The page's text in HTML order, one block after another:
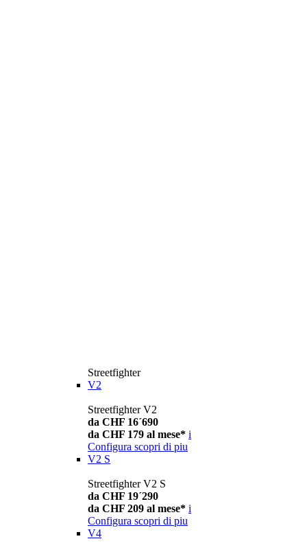
Streetfighter
V2
Streetfighter V2
da CHF 16´690
da CHF 179 al mese* i
Configura scopri di piu
V2 S
Streetfighter V2 S
da CHF 19´290
da CHF 209 al mese* i
Configura scopri di piu
V4